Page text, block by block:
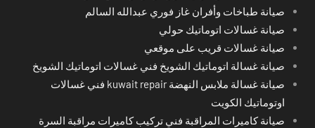
صيانة طباخات وأفران غاز فوري عبدالله السالم
صيانة غسالات اتوماتيك حولي
صيانة غسالات قريب على موقعي
صيانة غسالة اتوماتيك الشويخ فني غسالات اتوماتيك الشويخ
صيانة غسالة ملابس النهضة kuwait repair فني غسالات
اوتوماتيك الكويت
صيانة كاميرات المراقبة فني تركيب كاميرات مراقبة السرة